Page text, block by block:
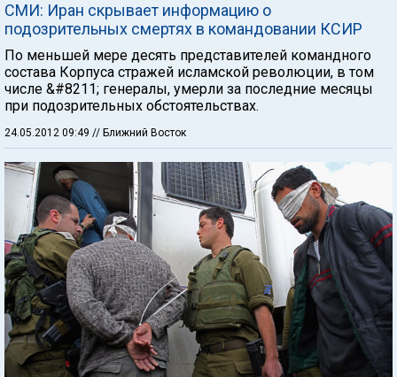
СМИ: Иран скрывает информацию о
подозрительных смертях в командовании КСИР
По меньшей мере десять представителей командного
состава Корпуса стражей исламской революции, в том
числе &#8211; генералы, умерли за последние месяцы
при подозрительных обстоятельствах.
24.05.2012 09:49 // Ближний Восток